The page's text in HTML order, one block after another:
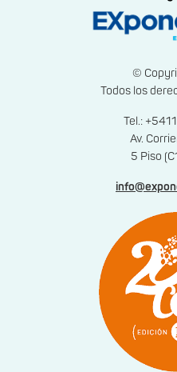
©
Todos los
Tel.:
Av.
5 Piso